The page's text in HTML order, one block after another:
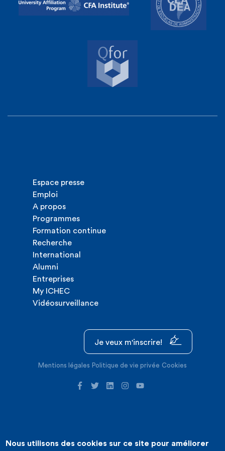
Espace presse
Emploi
A propos
Programmes
Formation continue
Recherche
International
Alumni
Entreprises
My ICHEC
Vidéosurveillance
Je veux m'inscrire!
Mentions légales Politique de vie privée Cookies
©2026 ICHEC |Création de site internet : Expansion
Nous utilisons des cookies sur ce site pour améliorer